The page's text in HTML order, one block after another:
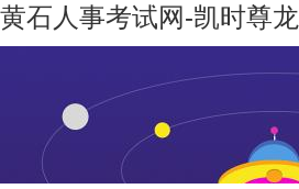
黄石人事考试网-凯时尊龙